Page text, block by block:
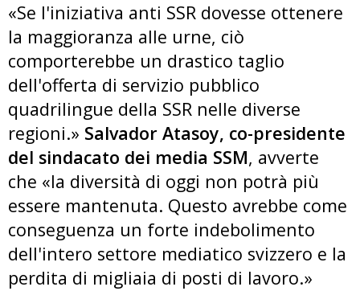
«Se l'iniziativa anti SSR dovesse ottenere
la maggioranza alle urne, ciò
comporterebbe un drastico taglio
dell'offerta di servizio pubblico
quadrilingue della SSR nelle diverse
regioni.» Salvador Atasoy, co-presidente
del sindacato dei media SSM, avverte
che «la diversità di oggi non potrà più
essere mantenuta. Questo avrebbe come
conseguenza un forte indebolimento
dell'intero settore mediatico svizzero e la
perdita di migliaia di posti di lavoro.»